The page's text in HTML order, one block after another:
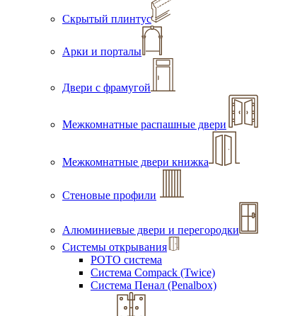
Скрытый плинтус
Арки и порталы
Двери с фрамугой
Межкомнатные распашные двери
Межкомнатные двери книжка
Стеновые профили
Алюминиевые двери и перегородки
Системы открывания
РОТО система
Система Compack (Twice)
Система Пенал (Penalbox)